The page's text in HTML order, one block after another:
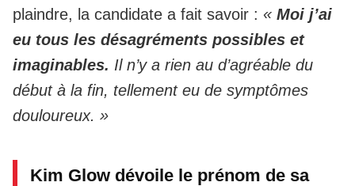
plaindre, la candidate a fait savoir : « Moi j’ai
eu tous les désagréments possibles et
imaginables. Il n’y a rien au d’agréable du
début à la fin, tellement eu de symptômes
douloureux. »
Kim Glow dévoile le prénom de sa